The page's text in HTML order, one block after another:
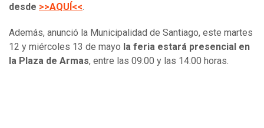
desde >>AQUÍ<<.
Además, anunció la Municipalidad de Santiago, este martes
12 y miércoles 13 de mayo la feria estará presencial en
la Plaza de Armas, entre las 09:00 y las 14:00 horas.